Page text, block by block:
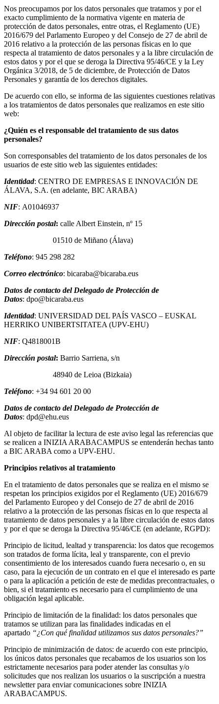
Nos preocupamos por los datos personales que tratamos y por el
exacto cumplimiento de la normativa vigente en materia de
protección de datos personales, entre otras, el Reglamento (UE)
2016/679 del Parlamento Europeo y del Consejo de 27 de abril de
2016 relativo a la protección de las personas físicas en lo que
respecta al tratamiento de datos personales y a la libre circulación de
estos datos y por el que se deroga la Directiva 95/46/CE y la Ley
Orgánica 3/2018, de 5 de diciembre, de Protección de Datos
Personales y garantía de los derechos digitales.
De acuerdo con ello, se informa de las siguientes cuestiones relativas
a los tratamientos de datos personales que realizamos en este sitio
web:
¿Quién es el responsable del tratamiento de sus datos
personales?
Son corresponsables del tratamiento de los datos personales de los
usuarios de este sitio web las siguientes entidades:
Identidad: CENTRO DE EMPRESAS E INNOVACIÓN DE
ÁLAVA, S.A. (en adelante, BIC ARABA)
NIF: A01046937
Dirección postal: calle Albert Einstein, nº 15
01510 de Miñano (Álava)
Teléfono: 945 298 282
Correo electrónico: bicaraba@bicaraba.eus
Datos de contacto del Delegado de Protección de
Datos: dpo@bicaraba.eus
Identidad: UNIVERSIDAD DEL PAÍS VASCO – EUSKAL
HERRIKO UNIBERTSITATEA (UPV-EHU)
NIF: Q4818001B
Dirección postal: Barrio Sarriena, s/n
48940 de Leioa (Bizkaia)
Teléfono: +34 94 601 20 00
Datos de contacto del Delegado de Protección de
Datos: dpd@ehu.eus
Al objeto de facilitar la lectura de este aviso legal las referencias que
se realicen a INIZIA ARABACAMPUS se entenderán hechas tanto
a BIC ARABA como a UPV-EHU.
Principios relativos al tratamiento
En el tratamiento de datos personales que se realiza en el mismo se
respetan los principios exigidos por el Reglamento (UE) 2016/679
del Parlamento Europeo y del Consejo de 27 de abril de 2016
relativo a la protección de las personas físicas en lo que respecta al
tratamiento de datos personales y a la libre circulación de estos datos
y por el que se deroga la Directiva 95/46/CE (en adelante, RGPD):
Principio de licitud, lealtad y transparencia: los datos que recogemos
son tratados de forma lícita, leal y transparente, con el previo
consentimiento de los interesados cuando fuera necesario o, en su
caso, para la ejecución de un contrato en el que el interesado es parte
o para la aplicación a petición de este de medidas precontractuales, o
bien, si el tratamiento es necesario para el cumplimiento de una
obligación legal aplicable.
Principio de limitación de la finalidad: los datos personales que
tratamos se utilizan para las finalidades indicadas en el
apartado “¿Con qué finalidad utilizamos sus datos personales?”
Principio de minimización de datos: de acuerdo con este principio,
los únicos datos personales que recabamos de los usuarios son los
estrictamente necesarios para poder atender las consultas y/o
solicitudes que nos realizan los usuarios o la suscripción a nuestra
newsletter para enviar comunicaciones sobre INIZIA
ARABACAMPUS.